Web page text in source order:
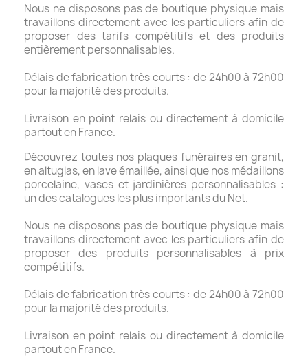
Nous ne disposons pas de boutique physique mais
travaillons directement avec les particuliers afin de
proposer des tarifs compétitifs et des produits
entièrement personnalisables.
Délais de fabrication très courts : de 24h00 à 72h00
pour la majorité des produits.
Livraison en point relais ou directement à domicile
partout en France.
Découvrez toutes nos plaques funéraires en granit,
en altuglas, en lave émaillée, ainsi que nos médaillons
porcelaine, vases et jardinières personnalisables :
un des catalogues les plus importants du Net.
Nous ne disposons pas de boutique physique mais
travaillons directement avec les particuliers afin de
proposer des produits personnalisables à prix
compétitifs.
Délais de fabrication très courts : de 24h00 à 72h00
pour la majorité des produits.
Livraison en point relais ou directement à domicile
partout en France.